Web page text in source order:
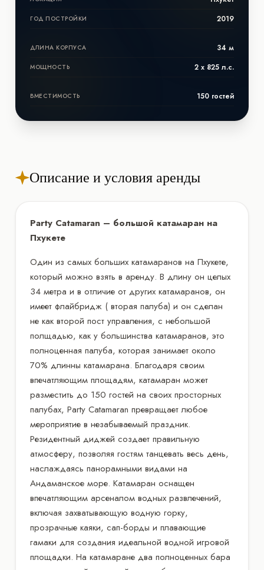
ГОД ПОСТРОЙКИ 2019
ДЛИНА КОРПУСА 34 м
МОЩНОСТЬ 2 х 825 л.с.
ВМЕСТИМОСТЬ 150 гостей
Описание и условия аренды
Party Catamaran – большой катамаран на
Пхукете
Один из самых больших катамаранов на Пхукете,
который можно взять в аренду. В длину он целых
34 метра и в отличие от других катамаранов, он
имеет флайбридж ( вторая палуба) и он сделан
не как второй пост управления, с небольшой
полщадью, как у большинства катамаранов, это
полноценная палуба, которая занимает около
70% длинны катамарана. Благодаря своим
впечатляющим площадям, катамаран может
разместить до 150 гостей на своих просторных
палубах, Party Catamaran превращает любое
мероприятие в незабываемый праздник.
Резидентный диджей создает правильную
атмосферу, позволяя гостям танцевать весь день,
наслаждаясь панорамными видами на
Андаманское море. Катамаран оснащен
впечатляющим арсеналом водных развлечений,
включая захватывающую водную горку,
прозрачные каяки, сап-борды и плавающие
гамаки для создания идеальной водной игровой
площадки. На катамаране два полноценных бара